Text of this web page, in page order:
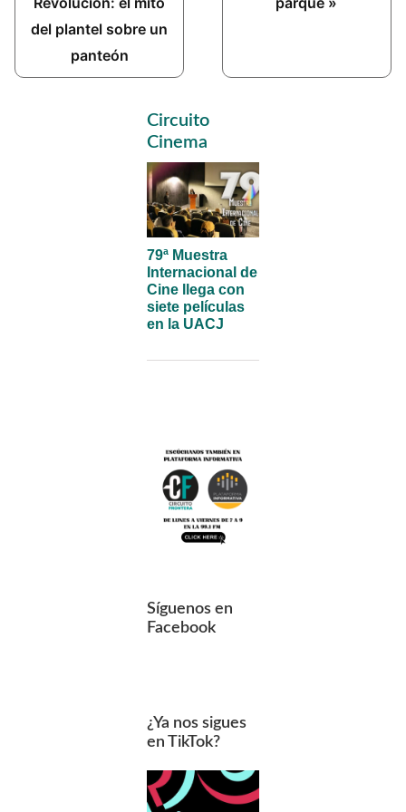
del plantel sobre un
panteón
Primary
Sidebar
Circuito
Cinema
79ª Muestra
Internacional de
Cine llega con
siete películas
en la UACJ
Síguenos en
Facebook
¿Ya nos sigues
en TikTok?